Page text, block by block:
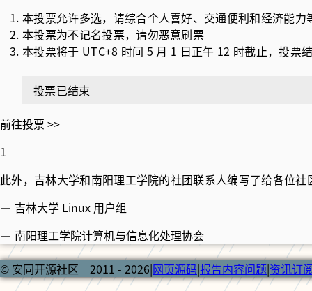
本投票允许多选，请综合个人喜好、交通便利和经济能力
本投票为不记名投票，请勿恶意刷票
本投票将于 UTC+8 时间 5 月 1 日正午 12 时截止，投票
投票已结束
前往投票 >>
1
此外，吉林大学和南阳理工学院的社团联系人编写了给各位
— 吉林大学 Linux 用户组
— 南阳理工学院计算机与信息化处理协会
© 安同开源社区 2011 - 2026|网页源码|报告内容问题|资讯订